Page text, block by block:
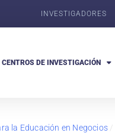
INVESTIGADORES
CENTROS DE INVESTIGACIÓN
la Educación en Negocios /